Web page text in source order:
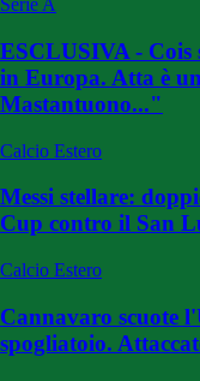
Serie A
ESCLUSIVA -
in Europa. Atta è
Mastantuono..."
Calcio Estero
Messi stellare:
Cup contro il San
Calcio Estero
Cannavaro scuote
spogliatoio.